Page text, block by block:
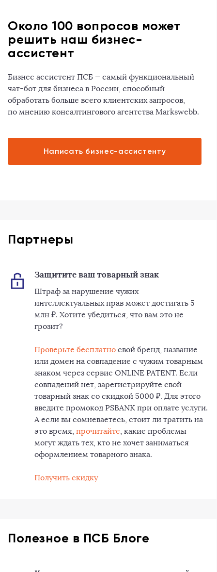
Около 100 вопросов может
решить наш бизнес-
ассистент
Бизнес ассистент ПСБ — самый функциональный
чат-бот для бизнеса в России, способный
обработать больше всего клиентских запросов,
по мнению консалтингового агентства Markswebb.
Написать бизнес-ассистенту
Партнеры
Защитите ваш товарный знак
Штраф за нарушение чужих
интеллектуальных прав может достигать 5
млн ₽. Хотите убедиться, что вам это не
грозит?
Проверьте бесплатно свой бренд, название
или домен на совпадение c чужим товарным
знаком через сервис ONLINE PATENT. Если
совпадений нет, зарегистрируйте свой
товарный знак со скидкой 5000 ₽. Для этого
введите промокод PSBANK при оплате услуги.
А если вы сомневаетесь, стоит ли тратить на
это время, прочитайте, какие проблемы
могут ждать тех, кто не хочет заниматься
оформлением товарного знака.
Получить скидку
Полезное в ПСБ Блоге